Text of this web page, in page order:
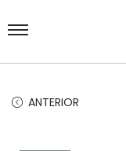
ANTERIOR